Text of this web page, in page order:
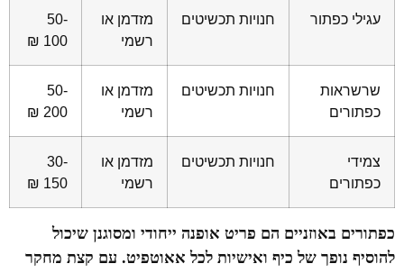
עגילי כפתור חנויות תכשיטים
מזדמן או
רשמי
50-
100 ₪
שרשראות
כפתורים
חנויות תכשיטים
מזדמן או
רשמי
50-
200 ₪
צמידי
כפתורים
חנויות תכשיטים
מזדמן או
רשמי
30-
150 ₪
כפתורים באוזניים הם פריט אופנה ייחודי ומסוגנן שיכול
להוסיף נופך של כיף ואישיות לכל אאוטפיט. עם קצת מחקר